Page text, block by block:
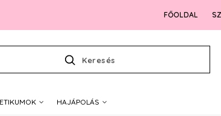
FŐOLDAL
Keresés
HAJÁPOLÁS